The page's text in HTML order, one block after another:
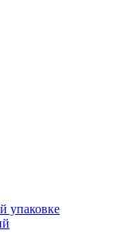
упаковке